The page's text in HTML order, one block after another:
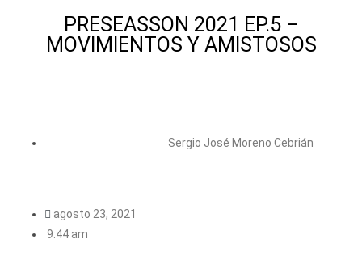
PRESEASSON 2021 EP.5 –
MOVIMIENTOS Y AMISTOSOS
Sergio José Moreno Cebrián
agosto 23, 2021
9:44 am